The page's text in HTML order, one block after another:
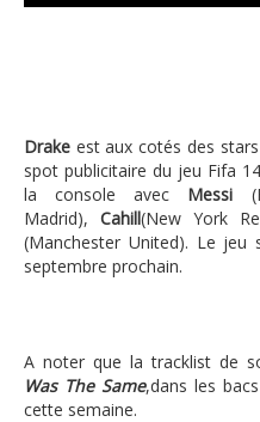
Drake est aux cotés des
spot publicitaire du jeu Fifa
la console avec Messi
Madrid), Cahill(New York
(Manchester United). Le jeu
septembre prochain.
A noter que la tracklist de
Was The Same,dans les
cette semaine.